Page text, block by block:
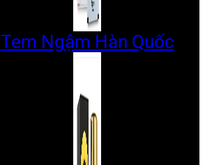
Tem Ngậm Hàn Quốc